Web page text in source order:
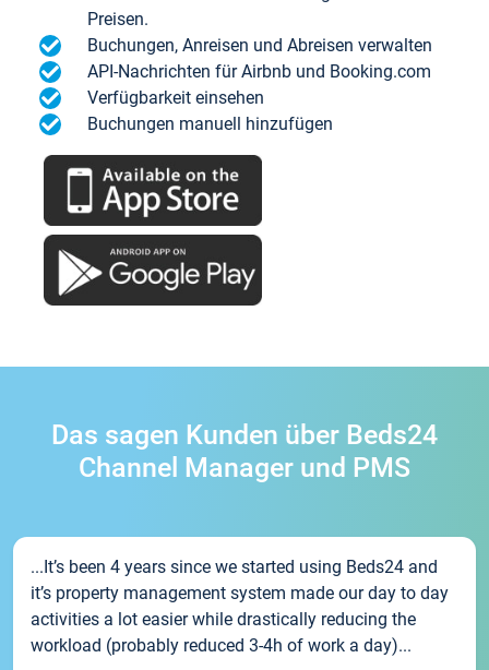
Preisen.
Buchungen, Anreisen und Abreisen verwalten
API-Nachrichten für Airbnb und Booking.com
Verfügbarkeit einsehen
Buchungen manuell hinzufügen
Das sagen Kunden über Beds24
Channel Manager und PMS
...It’s been 4 years since we started using Beds24 and
it’s property management system made our day to day
activities a lot easier while drastically reducing the
workload (probably reduced 3-4h of work a day)...